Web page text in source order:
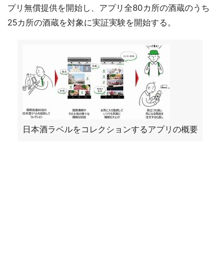
プリ無償提供を開始し、アプリ全80カ所の酒蔵のうち
25カ所の酒蔵を対象に実証実験を開始する。
日本酒ラベルをコレクションするアプリの概要